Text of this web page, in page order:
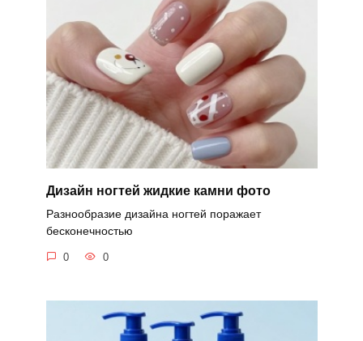
Дизайн ногтей жидкие камни фото
Разнообразие дизайна ногтей поражает
бесконечностью
0 0